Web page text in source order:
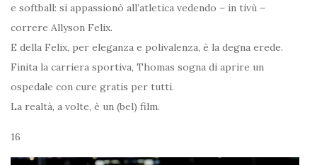
e softball: si appassionò all’atletica vedendo – in tivù –
correre Allyson Felix.
E della Felix, per eleganza e polivalenza, è la degna erede.
Finita la carriera sportiva, Thomas sogna di aprire un
ospedale con cure gratis per tutti.
La realtà, a volte, è un (bel) film.
16